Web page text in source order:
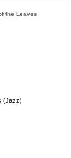
the Leaves
(Jazz)